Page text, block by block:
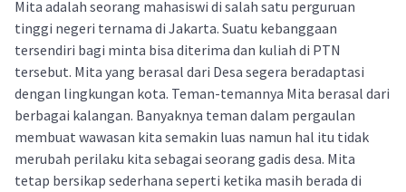
Mita adalah seorang mahasiswi di salah satu perguruan
tinggi negeri ternama di Jakarta. Suatu kebanggaan
tersendiri bagi minta bisa diterima dan kuliah di PTN
tersebut. Mita yang berasal dari Desa segera beradaptasi
dengan lingkungan kota. Teman-temannya Mita berasal dari
berbagai kalangan. Banyaknya teman dalam pergaulan
membuat wawasan kita semakin luas namun hal itu tidak
merubah perilaku kita sebagai seorang gadis desa. Mita
tetap bersikap sederhana seperti ketika masih berada di